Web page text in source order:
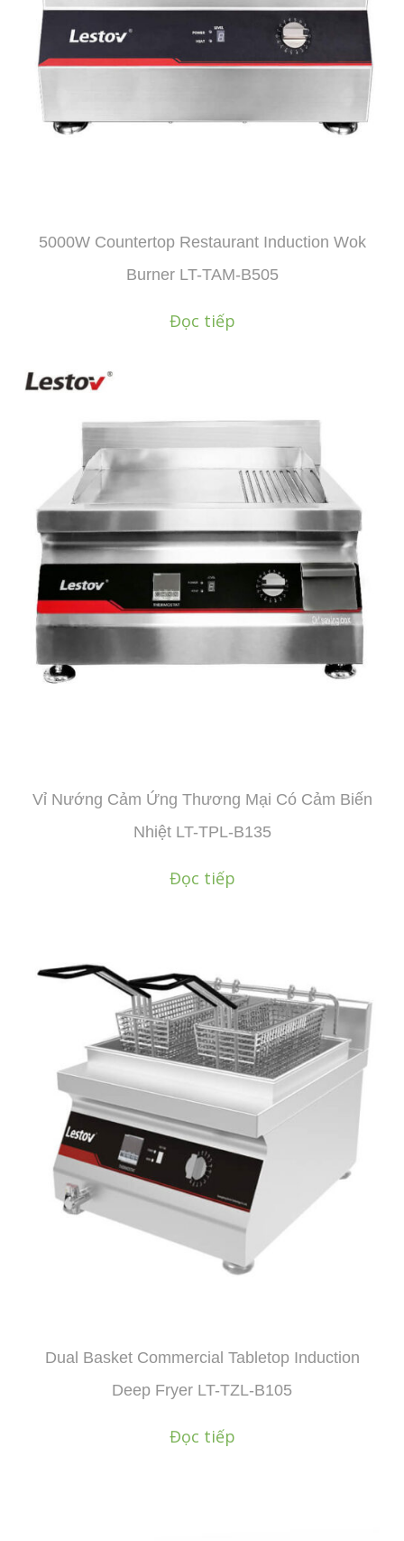
5000W Countertop Restaurant Induction Wok
Burner LT-TAM-B505
Đọc tiếp
Vỉ Nướng Cảm Ứng Thương Mại Có Cảm Biến
Nhiệt LT-TPL-B135
Đọc tiếp
Dual Basket Commercial Tabletop Induction
Deep Fryer LT-TZL-B105
Đọc tiếp